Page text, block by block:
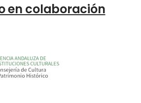
en colaboración